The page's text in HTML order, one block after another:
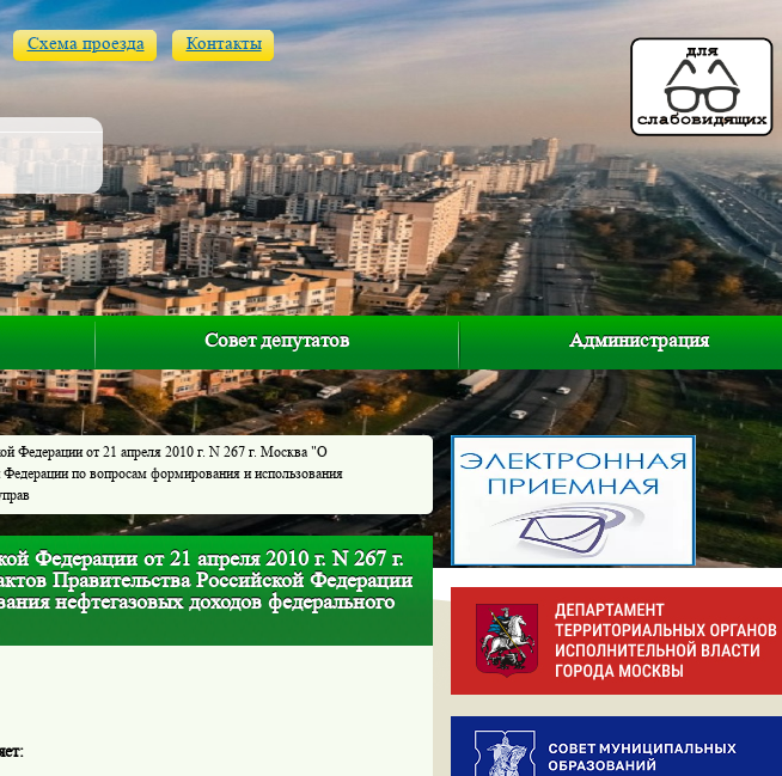
Схема проезда Контакты
Совет депутатов Администрация
Федерации от 21 апреля 2010 г. N 267 г. Москва "О
Федерации по вопросам формирования и использования
Федерации от 21 апреля 2010 г. N 267 г.
Правительства Российской Федерации
нефтегазовых доходов федерального